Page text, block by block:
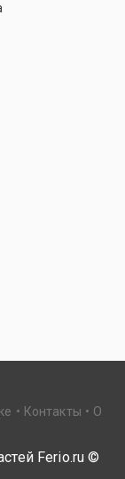
Контакты
О
Ferio.ru ©